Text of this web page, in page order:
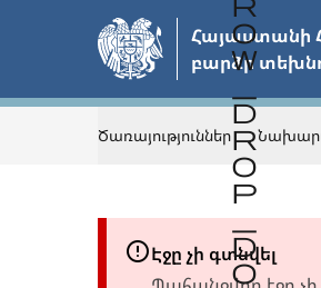
բովանդակությանը
Հայաստանի
բարձր
Ծառայություններ
Էջը չի գտնվել